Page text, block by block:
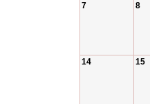
7 8
14 15